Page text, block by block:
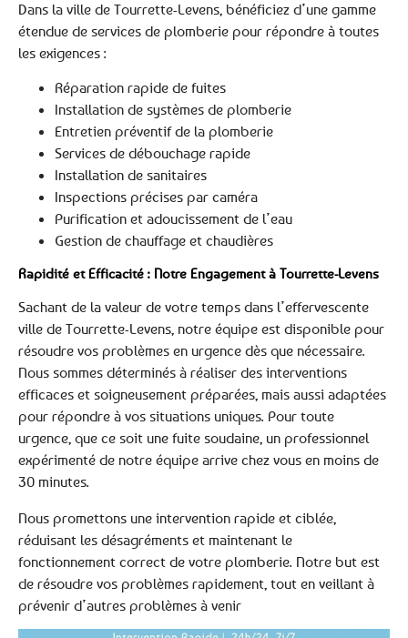
Dans la ville de Tourrette-Levens, bénéficiez d’une gamme
étendue de services de plomberie pour répondre à toutes
les exigences :
Réparation rapide de fuites
Installation de systèmes de plomberie
Entretien préventif de la plomberie
Services de débouchage rapide
Installation de sanitaires
Inspections précises par caméra
Purification et adoucissement de l’eau
Gestion de chauffage et chaudières
Rapidité et Efficacité : Notre Engagement à Tourrette-Levens
Sachant de la valeur de votre temps dans l’effervescente
ville de Tourrette-Levens, notre équipe est disponible pour
résoudre vos problèmes en urgence dès que nécessaire.
Nous sommes déterminés à réaliser des interventions
efficaces et soigneusement préparées, mais aussi adaptées
pour répondre à vos situations uniques. Pour toute
urgence, que ce soit une fuite soudaine, un professionnel
expérimenté de notre équipe arrive chez vous en moins de
30 minutes.
Nous promettons une intervention rapide et ciblée,
réduisant les désagréments et maintenant le
fonctionnement correct de votre plomberie. Notre but est
de résoudre vos problèmes rapidement, tout en veillant à
prévenir d’autres problèmes à venir